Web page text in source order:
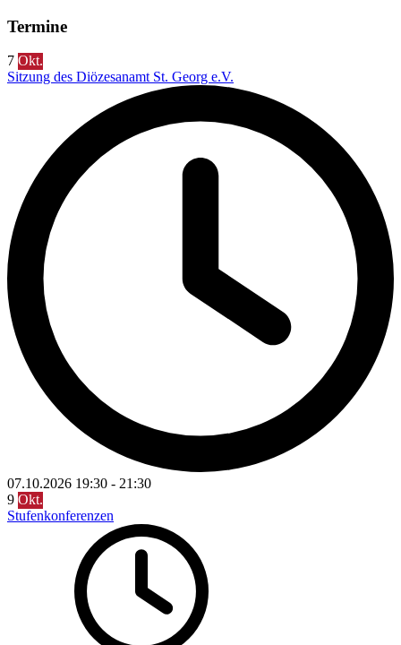
Termine
7 Okt.
Sitzung des Diözesanamt St. Georg e.V.
07.10.2026 19:30 - 21:30
9 Okt.
Stufenkonferenzen